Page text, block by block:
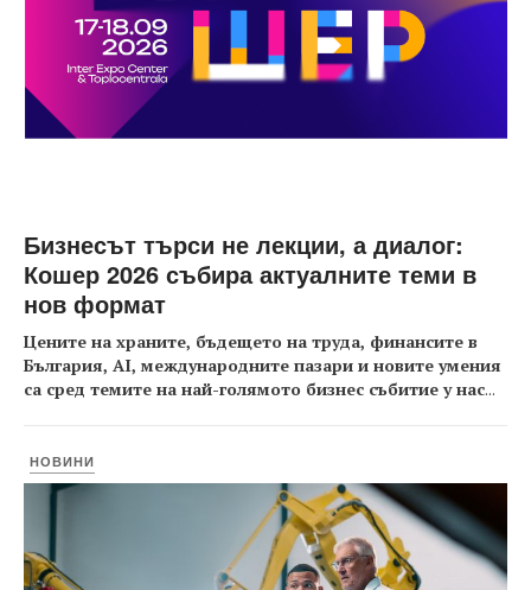
Бизнесът търси не лекции, а диалог:
Кошер 2026 събира актуалните теми в
нов формат
Цените на храните, бъдещето на труда, финансите в
България, AI, международните пазари и новите умения
са сред темите на най-голямото бизнес събитие у нас...
НОВИНИ